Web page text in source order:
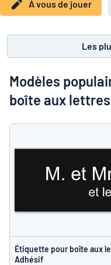
ne parvenez pas à trouver
connecter
clients
Particulier / Entreprise
À vous de jouer
Les
Modèles
boîte aux lettres
Étiquette pour boîte aux
Adhésif